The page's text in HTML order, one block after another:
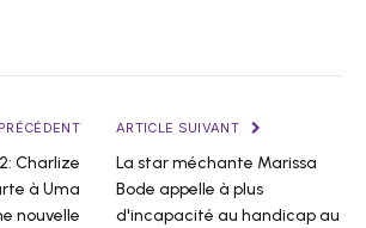
Charlize
à Uma
nouvelle
ARTICLE SUIVANT
La star méchante Marissa
Bode appelle à plus
d'incapacité au handicap au